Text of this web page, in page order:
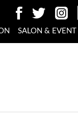
SALON & EVENT